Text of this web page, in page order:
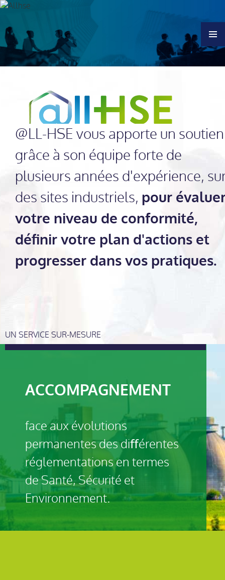
MENU
@LL-HSE vous apporte un soutien
grâce à son équipe forte de
plusieurs années d'expérience,
des sites industriels, pour
votre niveau de conformité,
définir votre plan d'actions et
progresser dans vos pratiques.
UN SERVICE SUR-MESURE
ACCOMPAGNEMENT
face aux évolutions
permanentes des diﬀérentes
réglementations en termes
de Santé, Sécurité et
Environnement.